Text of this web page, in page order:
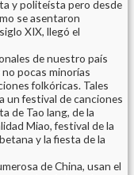
y politeísta pero desde
se asentaron
XIX, llegó el
de nuestro país
pocas minorías
folkóricas. Tales
un festival de canciones
de Tao lang, de la
Miao, festival de la
y la fiesta de la
de China, usan el